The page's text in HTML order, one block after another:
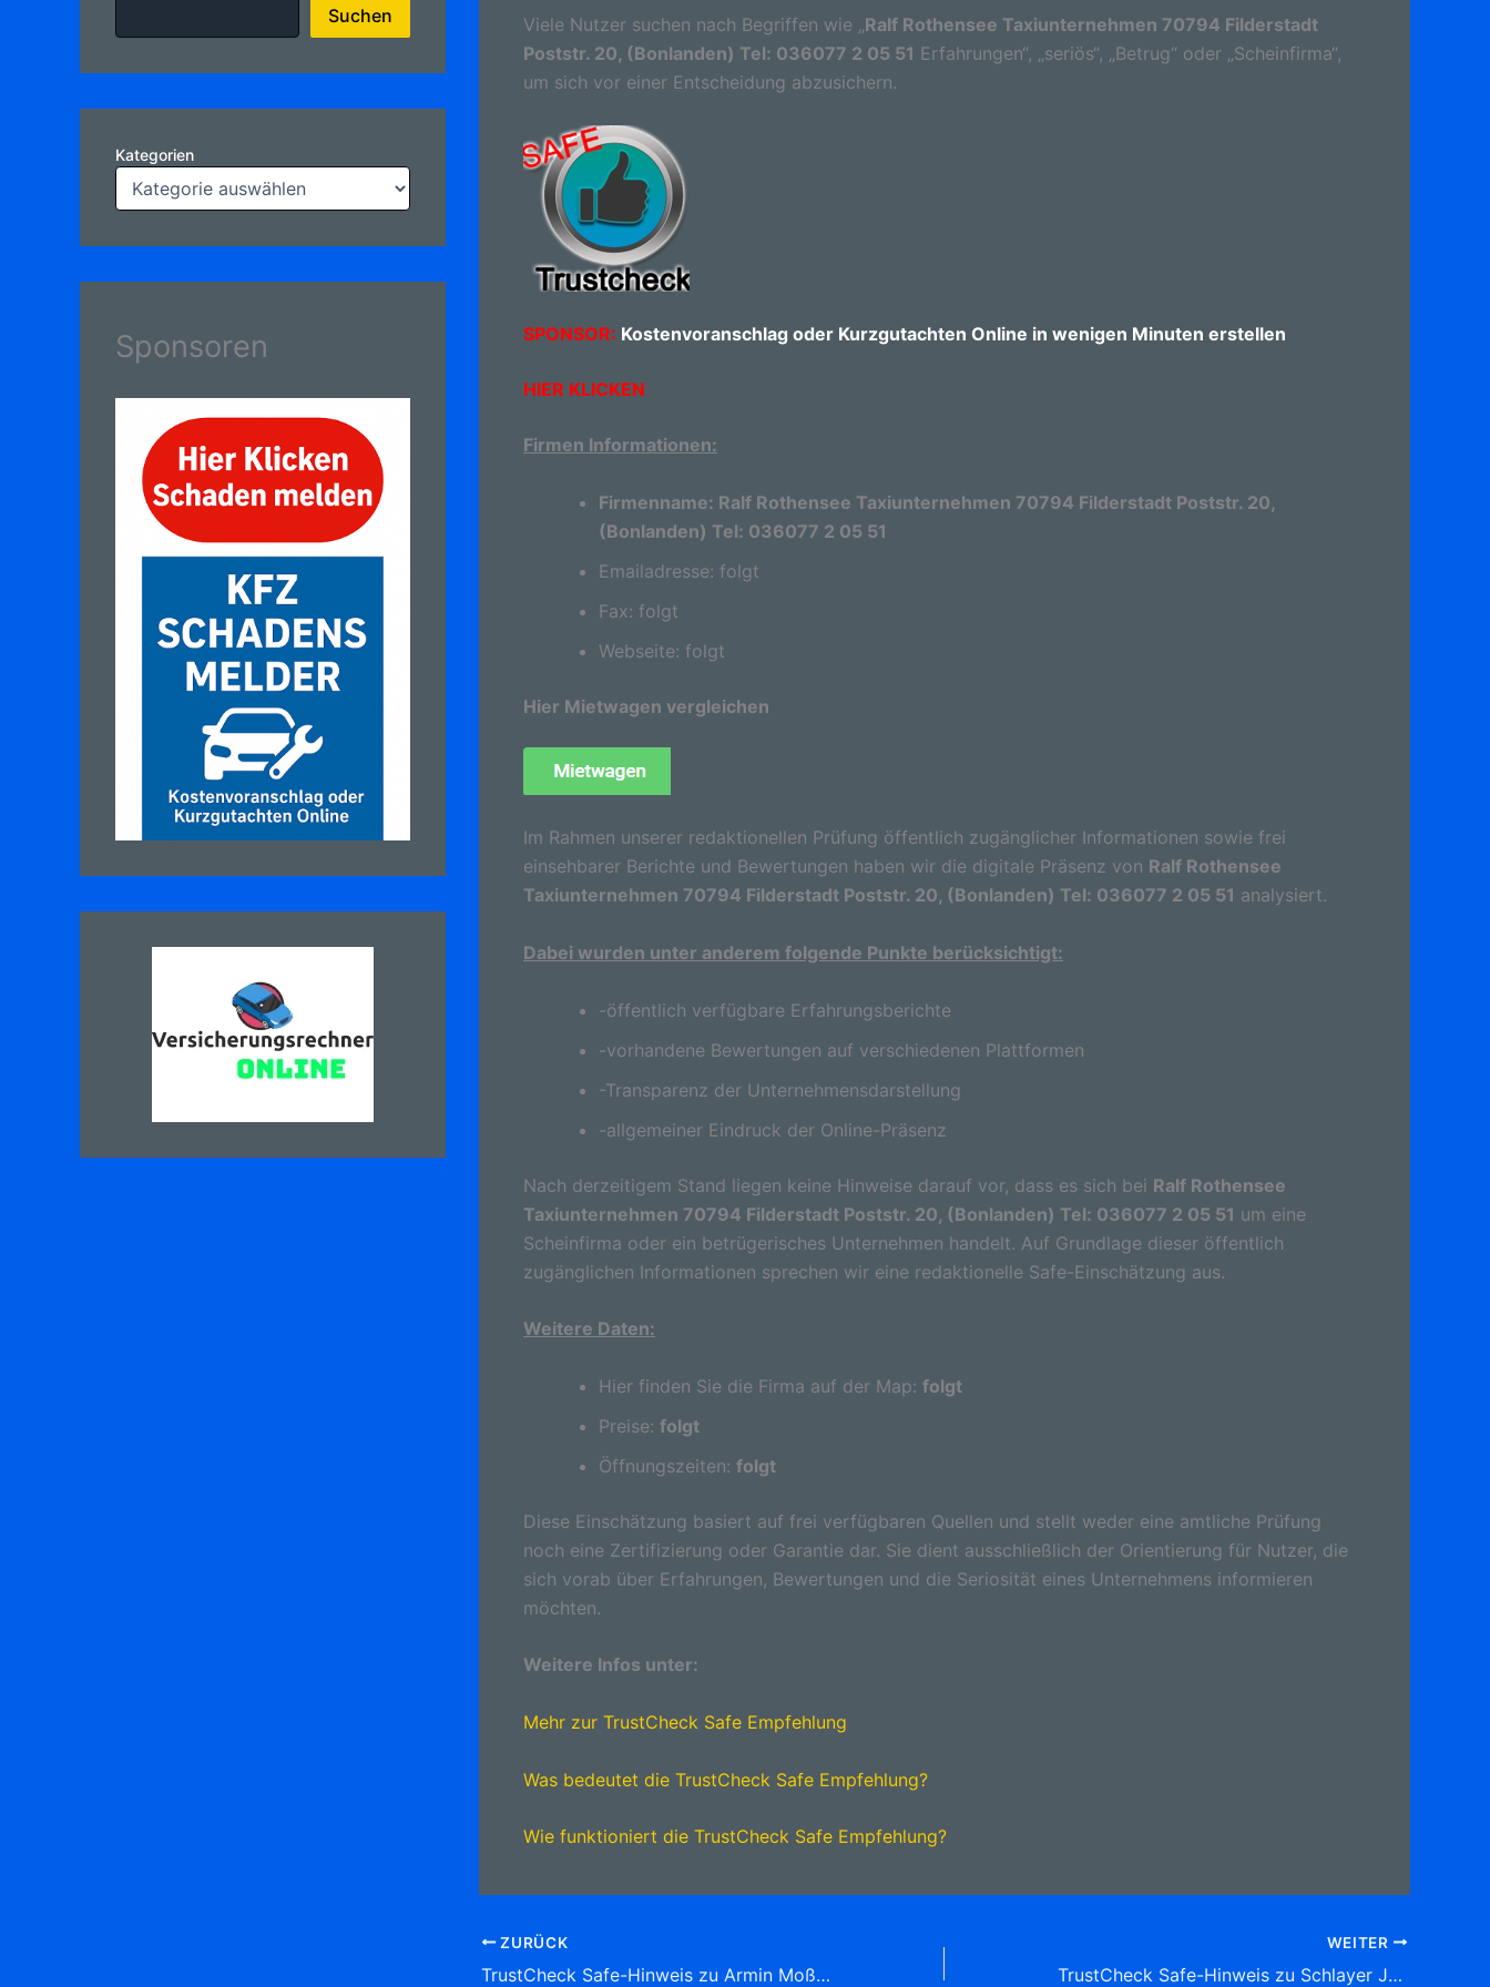
Suchen
Kategorien
Sponsoren
Viele Nutzer suchen nach Begriffen wie „Ralf Rothensee Taxiunternehmen 70794 Filderstadt
Poststr. 20, (Bonlanden) Tel: 036077 2 05 51 Erfahrungen“, „seriös“, „Betrug“ oder „Scheinfirma“,
um sich vor einer Entscheidung abzusichern.
SPONSOR: Kostenvoranschlag oder Kurzgutachten Online in wenigen Minuten erstellen
HIER KLICKEN
Firmen Informationen:
Firmenname: Ralf Rothensee Taxiunternehmen 70794 Filderstadt Poststr. 20,
(Bonlanden) Tel: 036077 2 05 51
Emailadresse: folgt
Fax: folgt
Webseite: folgt
Hier Mietwagen vergleichen
Im Rahmen unserer redaktionellen Prüfung öffentlich zugänglicher Informationen sowie frei
einsehbarer Berichte und Bewertungen haben wir die digitale Präsenz von Ralf Rothensee
Taxiunternehmen 70794 Filderstadt Poststr. 20, (Bonlanden) Tel: 036077 2 05 51 analysiert.
Dabei wurden unter anderem folgende Punkte berücksichtigt:
-öffentlich verfügbare Erfahrungsberichte
-vorhandene Bewertungen auf verschiedenen Plattformen
-Transparenz der Unternehmensdarstellung
-allgemeiner Eindruck der Online-Präsenz
Nach derzeitigem Stand liegen keine Hinweise darauf vor, dass es sich bei Ralf Rothensee
Taxiunternehmen 70794 Filderstadt Poststr. 20, (Bonlanden) Tel: 036077 2 05 51 um eine
Scheinfirma oder ein betrügerisches Unternehmen handelt. Auf Grundlage dieser öffentlich
zugänglichen Informationen sprechen wir eine redaktionelle Safe-Einschätzung aus.
Weitere Daten:
Hier finden Sie die Firma auf der Map: folgt
Preise: folgt
Öffnungszeiten: folgt
Diese Einschätzung basiert auf frei verfügbaren Quellen und stellt weder eine amtliche Prüfung
noch eine Zertifizierung oder Garantie dar. Sie dient ausschließlich der Orientierung für Nutzer, die
sich vorab über Erfahrungen, Bewertungen und die Seriosität eines Unternehmens informieren
möchten.
Weitere Infos unter:
Mehr zur TrustCheck Safe Empfehlung
Was bedeutet die TrustCheck Safe Empfehlung?
Wie funktioniert die TrustCheck Safe Empfehlung?
ZURÜCK
TrustCheck Safe-Hinweis zu Armin Moßmaier Europcar Agenturpartner Utzenbühl 19, (Villingen)78052 Villingen-Schwenningen Tel: 07721 9 96 86 90 Autovermietung
WEITER
TrustCheck Safe-Hinweis zu Schlayer Jürgen C. Taxi und Mietwagen 44789 Bochum Ehrenfeldstr. 34, (Wiemelhausen) Tel: 0711 7 54 62 61